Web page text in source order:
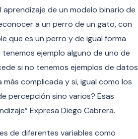
de un modelo binario de
a un perro de un gato, con
que es un perro y de igual forma
ejemplo alguno de uno de
si no tenemos ejemplos de datos
complicada y si, igual como los
percepción sino varios? Esas
Expresa Diego Cabrera.
de diferentes variables como